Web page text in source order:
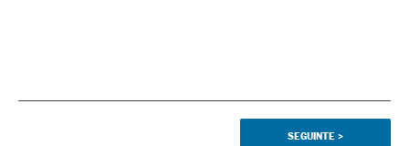
SEGUINTE >